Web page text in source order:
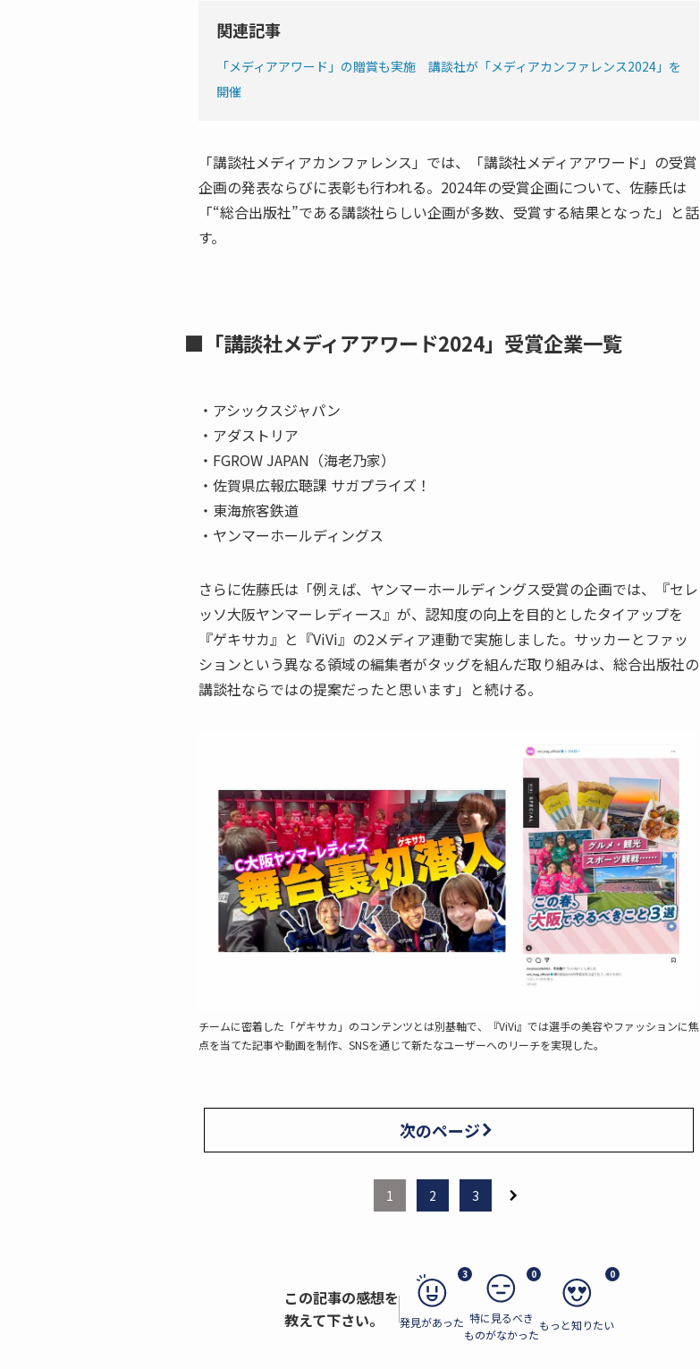
関連記事
「メディアアワード」の贈賞も実施 講談社が「メディアカンファレンス2024」を
開催
「講談社メディアカンファレンス」では、「講談社メディアアワード」の受賞
企画の発表ならびに表彰も行われる。2024年の受賞企画について、佐藤氏は
「“総合出版社”である講談社らしい企画が多数、受賞する結果となった」と話
す。
■「講談社メディアアワード2024」受賞企業一覧
・アシックスジャパン
・アダストリア
・FGROW JAPAN（海老乃家）
・佐賀県広報広聴課 サガプライズ！
・東海旅客鉄道
・ヤンマーホールディングス
さらに佐藤氏は「例えば、ヤンマーホールディングス受賞の企画では、『セレ
ッソ大阪ヤンマーレディース』が、認知度の向上を目的としたタイアップを
『ゲキサカ』と『ViVi』の2メディア連動で実施しました。サッカーとファッ
ションという異なる領域の編集者がタッグを組んだ取り組みは、総合出版社の
講談社ならではの提案だったと思います」と続ける。
チームに密着した「ゲキサカ」のコンテンツとは別基軸で、『ViVi』では選手の美容やファッションに焦
点を当てた記事や動画を制作、SNSを通じて新たなユーザーへのリーチを実現した。
次のページ
1 2 3
この記事の感想を
教えて下さい。
3
発見があった
0
特に見るべき
ものがなかった
0
もっと知りたい